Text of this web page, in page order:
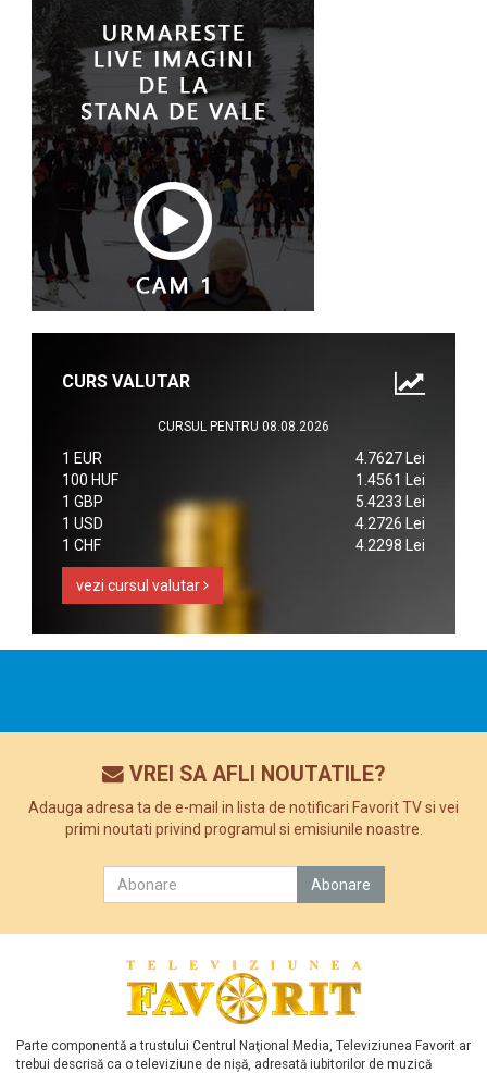
CURS VALUTAR
CURSUL PENTRU 08.08.2026
1 EUR
4.7627 Lei
100 HUF
1.4561 Lei
1 GBP
5.4233 Lei
1 USD
4.2726 Lei
1 CHF
4.2298 Lei
vezi cursul valutar
VREI SA AFLI NOUTATILE?
Adauga adresa ta de e-mail in lista de notificari Favorit TV si vei
primi noutati privind programul si emisiunile noastre.
Parte componentă a trustului Centrul Naţional Media, Televiziunea Favorit ar
trebui descrisă ca o televiziune de nişă, adresată iubitorilor de muzică